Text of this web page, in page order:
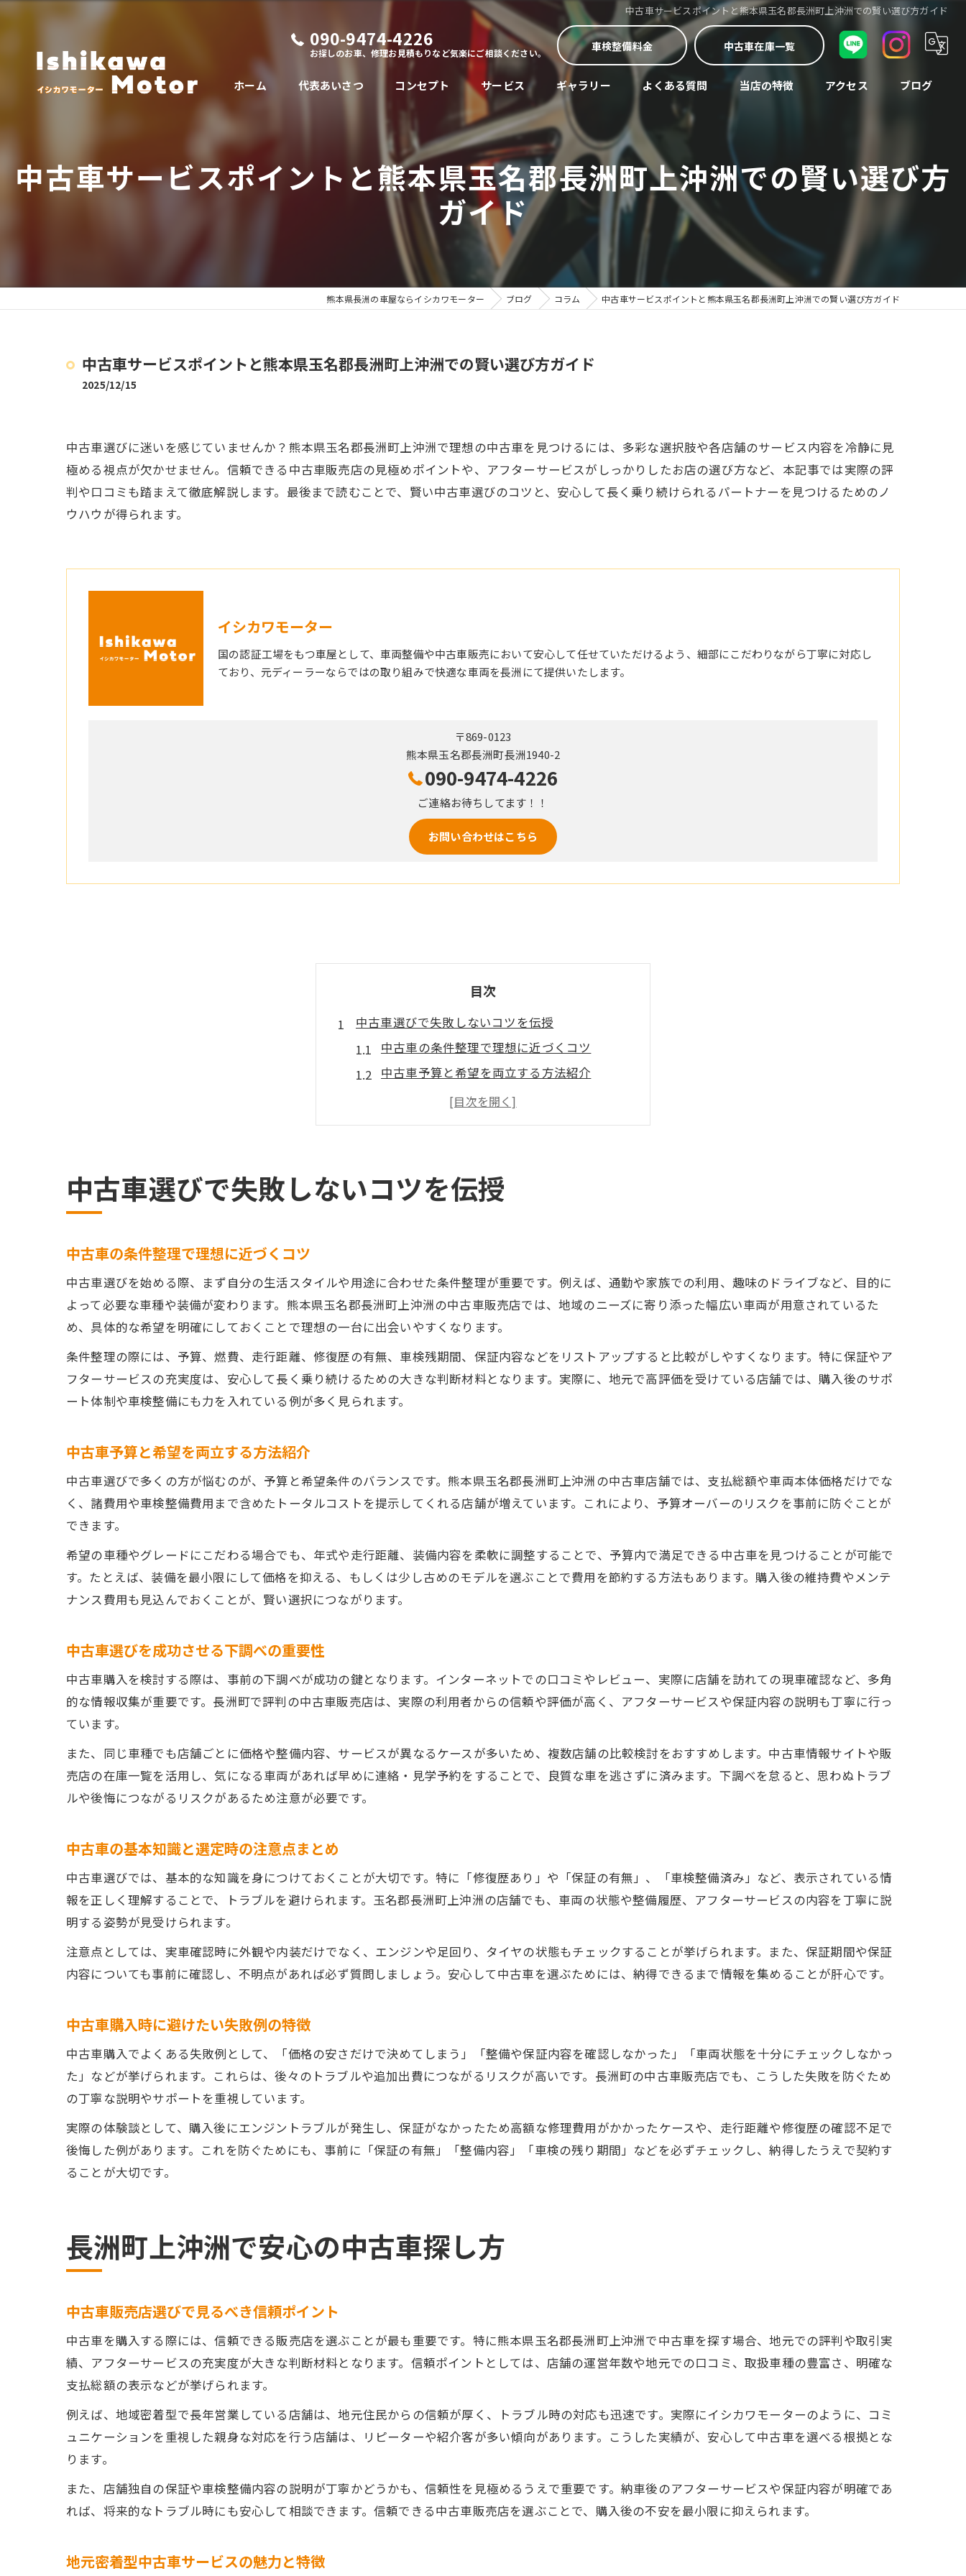
中古車サービスポイントと熊本県玉名郡長洲町上沖洲での賢い選び方ガイド
090-9474-4226
お探しのお車、修理お見積もりなど気楽にご相談ください。 車検整備料金 中古車在庫一覧
ホーム 代表あいさつ コンセプト サービス ギャラリー よくある質問 当店の特徴
中古車
修理
整備
アクセス ブログ
中古車サービスポイントと熊本県玉名郡長洲町上沖洲での賢い選び方
ガイド
熊本県長洲の車屋ならイシカワモーター ブログ コラム 中古車サービスポイントと熊本県玉名郡長洲町上沖洲での賢い選び方ガイド
中古車サービスポイントと熊本県玉名郡長洲町上沖洲での賢い選び方ガイド
2025/12/15
中古車選びに迷いを感じていませんか？熊本県玉名郡長洲町上沖洲で理想の中古車を見つけるには、多彩な選択肢や各店舗のサービス内容を冷静に見
極める視点が欠かせません。信頼できる中古車販売店の見極めポイントや、アフターサービスがしっかりしたお店の選び方など、本記事では実際の評
判や口コミも踏まえて徹底解説します。最後まで読むことで、賢い中古車選びのコツと、安心して長く乗り続けられるパートナーを見つけるためのノ
ウハウが得られます。
イシカワモーター
国の認証工場をもつ車屋として、車両整備や中古車販売において安心して任せていただけるよう、細部にこだわりながら丁寧に対応し
ており、元ディーラーならではの取り組みで快適な車両を長洲にて提供いたします。
〒869-0123
熊本県玉名郡長洲町長洲1940-2
090-9474-4226
ご連絡お待ちしてます！！
お問い合わせはこちら
目次
中古車選びで失敗しないコツを伝授
中古車の条件整理で理想に近づくコツ
中古車予算と希望を両立する方法紹介
中古車選びを成功させる下調べの重要性
中古車の基本知識と選定時の注意点まとめ
長洲町上沖洲で安心の中古車探し方
中古車販売店選びで見るべき信頼ポイント
口コミやレビューを活用した中古車比較
中古車の保証内容を丁寧にチェックする
中古車購入ならアフターサービス重視
中古車アフターサービスの種類と重要性
中古車保証内容で注目すべき項目とは
整備付き中古車が安心できる理由を解説
信頼できる中古車の見極めポイント集
中古車の車両状態を見極めるチェック法
中古車履歴や整備記録の確認ポイント
中古車選びで役立つ店舗スタッフの対応
口コミ評価から中古車店を選ぶコツ伝授
中古車価格と保証バランスの考え方解説
長く乗れる中古車の選び方と実践術紹介
中古車サービス内容もコスパ比較の要素
地元口コミを活用した中古車選択法
地元利用者の声から中古車店を見極める
口コミ情報を中古車選びに生かすコツ
中古車選びで失敗しないコツを伝授
中古車の条件整理で理想に近づくコツ
中古車選びを始める際、まず自分の生活スタイルや用途に合わせた条件整理が重要です。例えば、通勤や家族での利用、趣味のドライブなど、目的に
よって必要な車種や装備が変わります。熊本県玉名郡長洲町上沖洲の中古車販売店では、地域のニーズに寄り添った幅広い車両が用意されているた
め、具体的な希望を明確にしておくことで理想の一台に出会いやすくなります。
条件整理の際には、予算、燃費、走行距離、修復歴の有無、車検残期間、保証内容などをリストアップすると比較がしやすくなります。特に保証やア
フターサービスの充実度は、安心して長く乗り続けるための大きな判断材料となります。実際に、地元で高評価を受けている店舗では、購入後のサポ
ート体制や車検整備にも力を入れている例が多く見られます。
中古車予算と希望を両立する方法紹介
中古車選びで多くの方が悩むのが、予算と希望条件のバランスです。熊本県玉名郡長洲町上沖洲の中古車店舗では、支払総額や車両本体価格だけでな
く、諸費用や車検整備費用まで含めたトータルコストを提示してくれる店舗が増えています。これにより、予算オーバーのリスクを事前に防ぐことが
できます。
希望の車種やグレードにこだわる場合でも、年式や走行距離、装備内容を柔軟に調整することで、予算内で満足できる中古車を見つけることが可能で
す。たとえば、装備を最小限にして価格を抑える、もしくは少し古めのモデルを選ぶことで費用を節約する方法もあります。購入後の維持費やメンテ
ナンス費用も見込んでおくことが、賢い選択につながります。
中古車選びを成功させる下調べの重要性
中古車購入を検討する際は、事前の下調べが成功の鍵となります。インターネットでの口コミやレビュー、実際に店舗を訪れての現車確認など、多角
的な情報収集が重要です。長洲町で評判の中古車販売店は、実際の利用者からの信頼や評価が高く、アフターサービスや保証内容の説明も丁寧に行っ
ています。
また、同じ車種でも店舗ごとに価格や整備内容、サービスが異なるケースが多いため、複数店舗の比較検討をおすすめします。中古車情報サイトや販
売店の在庫一覧を活用し、気になる車両があれば早めに連絡・見学予約をすることで、良質な車を逃さずに済みます。下調べを怠ると、思わぬトラブ
ルや後悔につながるリスクがあるため注意が必要です。
中古車の基本知識と選定時の注意点まとめ
中古車選びでは、基本的な知識を身につけておくことが大切です。特に「修復歴あり」や「保証の有無」、「車検整備済み」など、表示されている情
報を正しく理解することで、トラブルを避けられます。玉名郡長洲町上沖洲の店舗でも、車両の状態や整備履歴、アフターサービスの内容を丁寧に説
明する姿勢が見受けられます。
注意点としては、実車確認時に外観や内装だけでなく、エンジンや足回り、タイヤの状態もチェックすることが挙げられます。また、保証期間や保証
内容についても事前に確認し、不明点があれば必ず質問しましょう。安心して中古車を選ぶためには、納得できるまで情報を集めることが肝心です。
中古車購入時に避けたい失敗例の特徴
中古車購入でよくある失敗例として、「価格の安さだけで決めてしまう」「整備や保証内容を確認しなかった」「車両状態を十分にチェックしなかっ
た」などが挙げられます。これらは、後々のトラブルや追加出費につながるリスクが高いです。長洲町の中古車販売店でも、こうした失敗を防ぐため
の丁寧な説明やサポートを重視しています。
実際の体験談として、購入後にエンジントラブルが発生し、保証がなかったため高額な修理費用がかかったケースや、走行距離や修復歴の確認不足で
後悔した例があります。これを防ぐためにも、事前に「保証の有無」「整備内容」「車検の残り期間」などを必ずチェックし、納得したうえで契約す
ることが大切です。
長洲町上沖洲で安心の中古車探し方
中古車販売店選びで見るべき信頼ポイント
中古車を購入する際には、信頼できる販売店を選ぶことが最も重要です。特に熊本県玉名郡長洲町上沖洲で中古車を探す場合、地元での評判や取引実
績、アフターサービスの充実度が大きな判断材料となります。信頼ポイントとしては、店舗の運営年数や地元での口コミ、取扱車種の豊富さ、明確な
支払総額の表示などが挙げられます。
例えば、地域密着型で長年営業している店舗は、地元住民からの信頼が厚く、トラブル時の対応も迅速です。実際にイシカワモーターのように、コミ
ュニケーションを重視した親身な対応を行う店舗は、リピーターや紹介客が多い傾向があります。こうした実績が、安心して中古車を選べる根拠とな
ります。
また、店舗独自の保証や車検整備内容の説明が丁寧かどうかも、信頼性を見極めるうえで重要です。納車後のアフターサービスや保証内容が明確であ
れば、将来的なトラブル時にも安心して相談できます。信頼できる中古車販売店を選ぶことで、購入後の不安を最小限に抑えられます。
地元密着型中古車サービスの魅力と特徴